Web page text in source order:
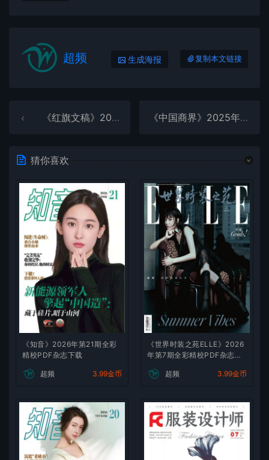
超频 生成海报 复制本文链接
《红旗文稿》2025年第21期全彩精校PDF杂志下载 《中国商界》2025年第21期全彩精校PDF杂志下载
猜你喜欢
《知音》2026年第21期全彩
精校PDF杂志下载
超频 3.99金币
《世界时装之苑ELLE》2026
年第7期全彩精校PDF杂志下
超频
3.99金币